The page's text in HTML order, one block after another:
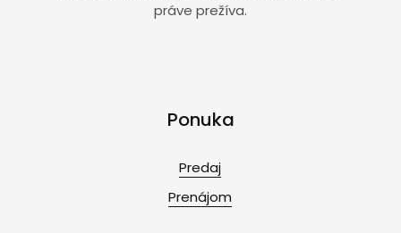
práve prežíva.
Ponuka
Predaj
Prenájom